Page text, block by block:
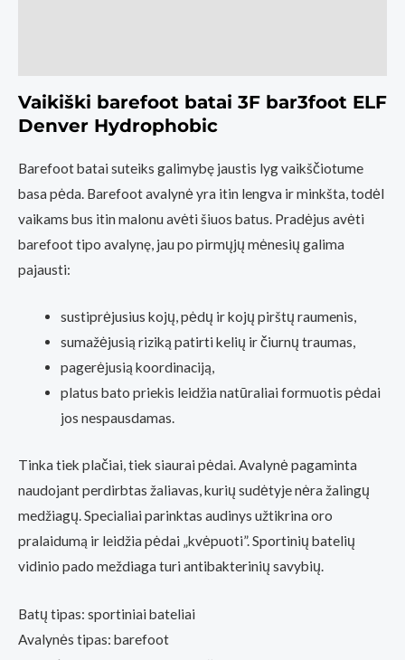
Rožinė
Vaikiški barefoot batai 3F bar3foot ELF
Denver Hydrophobic
Barefoot batai suteiks galimybę jaustis lyg vaikščiotume
basa pėda. Barefoot avalynė yra itin lengva ir minkšta, todėl
vaikams bus itin malonu avėti šiuos batus. Pradėjus avėti
barefoot tipo avalynę, jau po pirmųjų mėnesių galima
pajausti:
sustiprėjusius kojų, pėdų ir kojų pirštų raumenis,
sumažėjusią riziką patirti kelių ir čiurnų traumas,
pagerėjusią koordinaciją,
platus bato priekis leidžia natūraliai formuotis pėdai
jos nespausdamas.
Tinka tiek plačiai, tiek siaurai pėdai. Avalynė pagaminta
naudojant perdirbtas žaliavas, kurių sudėtyje nėra žalingų
medžiagų. Specialiai parinktas audinys užtikrina oro
pralaidumą ir leidžia pėdai „kvėpuoti”. Sportinių batelių
vidinio pado meždiaga turi antibakterinių savybių.
Batų tipas: sportiniai bateliai
Avalynės tipas: barefoot